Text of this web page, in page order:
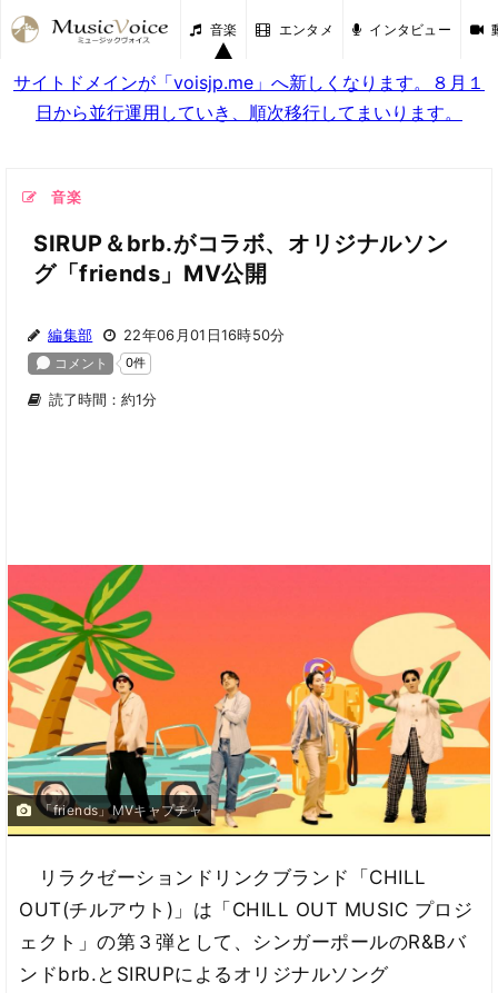
音楽 エンタメ インタビュー
サイトドメインが「voisjp.me」へ新しくなります。８月１
日から並行運用していき、順次移行してまいります。
音楽
SIRUP＆brb.がコラボ、オリジナルソン
グ「friends」MV公開
編集部 22年06月01日16時50分
読了時間：約1分
「friends」MVキャプチャ
リラクゼーションドリンクブランド「CHILL
OUT(チルアウト)」は「CHILL OUT MUSIC プロジ
ェクト」の第３弾として、シンガーポールのR&Bバ
ンドbrb.とSIRUPによるオリジナルソング